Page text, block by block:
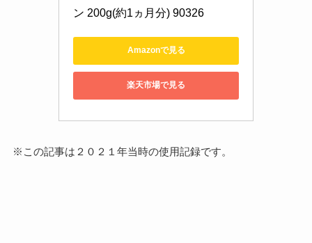
ン 200g(約1ヵ月分) 90326
Amazonで見る
楽天市場で見る
※この記事は２０２１年当時の使用記録です。